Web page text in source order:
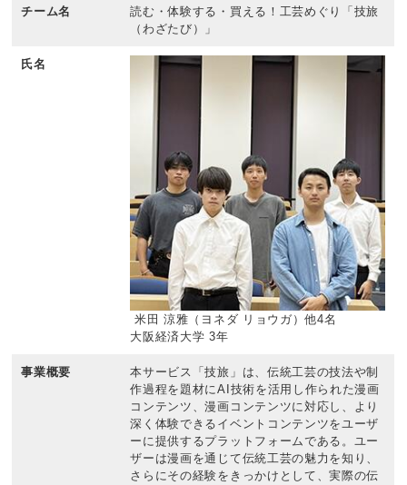
チーム名
読む・体験する・買える！工芸めぐり「技旅
（わざたび）」
氏名
米田 涼雅（ヨネダ リョウガ）他4名
大阪経済大学 3年
事業概要
本サービス「技旅」は、伝統工芸の技法や制
作過程を題材にAI技術を活用し作られた漫画
コンテンツ、漫画コンテンツに対応し、より
深く体験できるイベントコンテンツをユーザ
ーに提供するプラットフォームである。ユー
ザーは漫画を通じて伝統工芸の魅力を知り、
さらにその経験をきっかけとして、実際の伝